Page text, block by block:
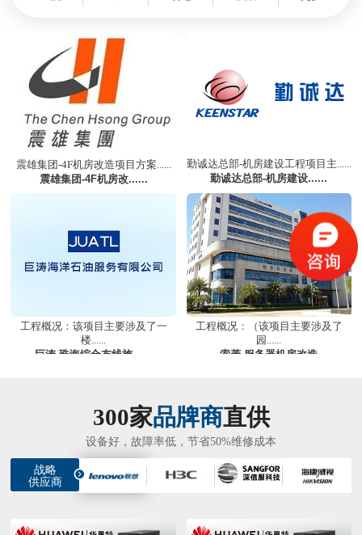
震雄集团-4F机房改造项目方案......
震雄集团-4F机房改......
勤诚达总部-机房建设工程项目主......
勤诚达总部-机房建设......
工程概况：该项目主要涉及了一
楼......
巨涛-珠海综合布线施......
工程概况：（该项目主要涉及了
园......
索菱-服务器机房改造
300家品牌商直供
设备好，故障率低，节省50%维修成本
战略
供应商